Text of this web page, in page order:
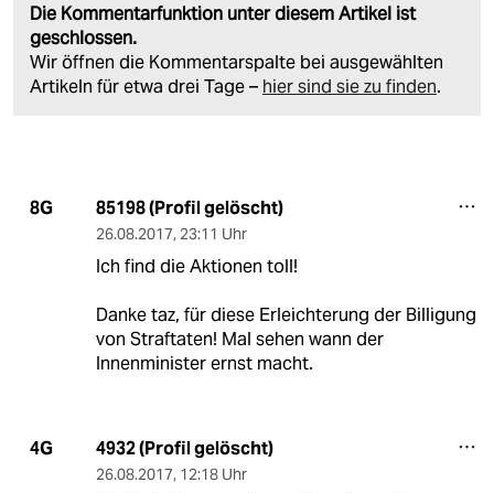
Die Kommentarfunktion unter diesem Artikel ist
geschlossen.
Wir öffnen die Kommentarspalte bei ausgewählten
Artikeln für etwa drei Tage – hier sind sie zu finden.
8G 85198 (Profil gelöscht)
26.08.2017, 23:11 Uhr
Ich find die Aktionen toll!
Danke taz, für diese Erleichterung der Billigung
von Straftaten! Mal sehen wann der
Innenminister ernst macht.
4G 4932 (Profil gelöscht)
26.08.2017, 12:18 Uhr